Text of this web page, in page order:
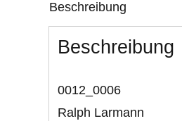
Beschreibung
Beschreibung
0012_0006
Ralph Larmann